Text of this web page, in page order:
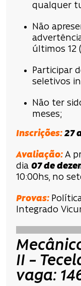
qualquer
Não
últimos 12
Participar
seletivos
Não ter
meses;
Inscrições: 27
Avaliação: A
dia 07 de
10:00hs, no
Provas:
Integrado
II –
vaga: